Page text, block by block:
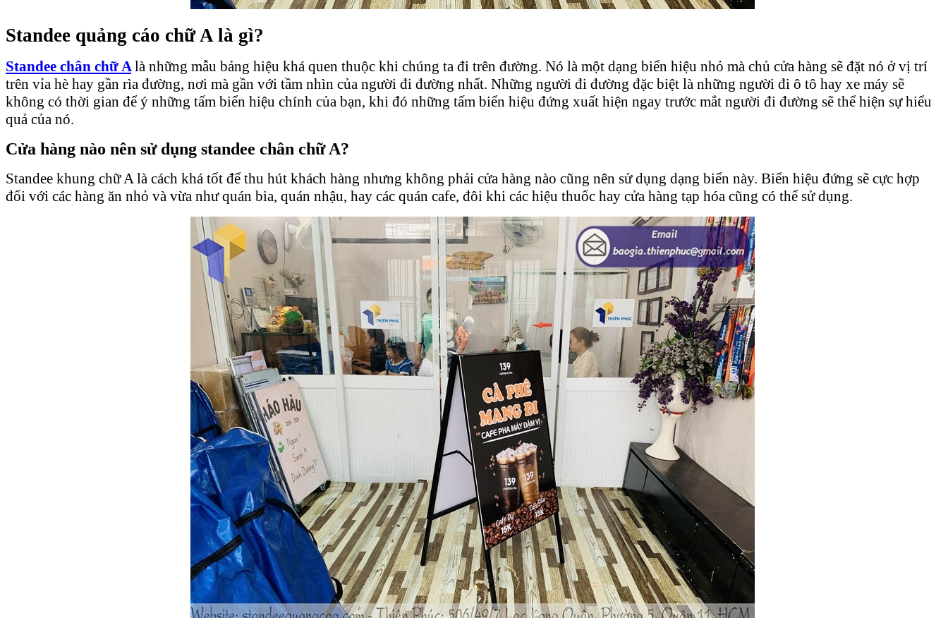
Standee quảng cáo chữ A là gì?
Standee chân chữ A là những mẫu bảng hiệu khá quen thuộc khi chúng ta đi trên đường. Nó là một dạng biển hiệu nhỏ mà chủ cửa hàng sẽ đặt nó ở vị trí
trên vỉa hè hay gần rìa đường, nơi mà gần với tầm nhìn của người đi đường nhất. Những người đi đường đặc biệt là những người đi ô tô hay xe máy sẽ
không có thời gian để ý những tấm biển hiệu chính của bạn, khi đó những tấm biển hiệu đứng xuất hiện ngay trước mắt người đi đường sẽ thể hiện sự hiểu
quả của nó.
Cửa hàng nào nên sử dụng standee chân chữ A?
Standee khung chữ A là cách khá tốt để thu hút khách hàng nhưng không phải cửa hàng nào cũng nên sử dụng dạng biển này. Biển hiệu đứng sẽ cực hợp
đối với các hàng ăn nhỏ và vừa như quán bia, quán nhậu, hay các quán cafe, đôi khi các hiệu thuốc hay cửa hàng tạp hóa cũng có thể sử dụng.